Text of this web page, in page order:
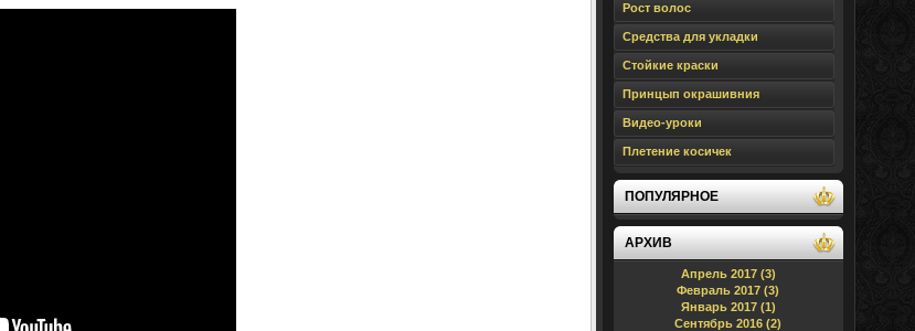
Рост волос
Средства для укладки
Стойкие краски
Принцып окрашивния
Видео-уроки
Плетение косичек
ПОПУЛЯРНОЕ
АРХИВ
Апрель 2017 (3)
Февраль 2017 (3)
Январь 2017 (1)
Сентябрь 2016 (2)